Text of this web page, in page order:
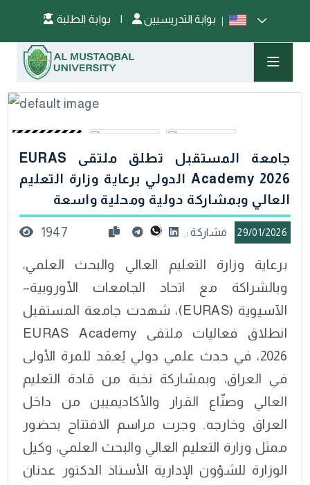
| بوابة التدريسيين
جامعة المستقبل تطلق ملتقى EURAS
Academy 2026 الدولي برعاية وزارة التعليم
العالي وبمشاركة دولية ومحلية واسعة
29/01/2026 مشاركة : 1947
برعاية وزارة التعليم العالي والبحث العلمي،
وبالشراكة مع اتحاد الجامعات الأوروبية–
الآسيوية (EURAS)، شهدت جامعة المستقبل
انطلاق فعاليات ملتقى EURAS Academy
2026، في حدث علمي دولي يُعقد للمرة الأولى
في العراق، وبمشاركة نخبة من قادة التعليم
العالي وصنّاع القرار والأكاديميين من داخل
العراق وخارجه. وجرت مراسم الافتتاح بحضور
ممثل وزارة التعليم العالي والبحث العلمي، وكيل
الوزارة للشؤون الإدارية الأستاذ الدكتور عدنان